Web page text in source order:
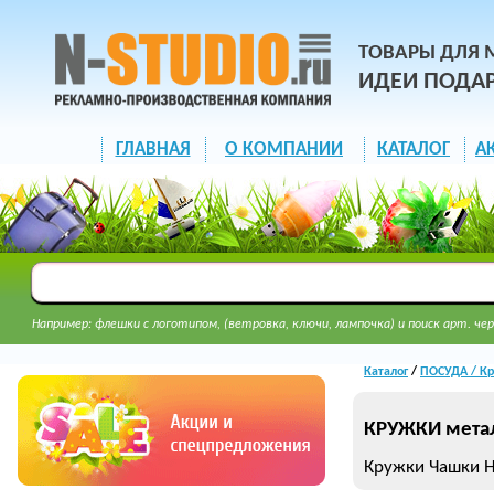
ТОВАРЫ ДЛЯ
ИДЕИ
ГЛАВНАЯ О КОМПАНИИ КАТАЛОГ
Например: флешки с логотипом, (ветровка, ключи, лампочка) и поиск арт.
Каталог/ ПОСУДА /
КРУЖКИ
Кружки Чашки